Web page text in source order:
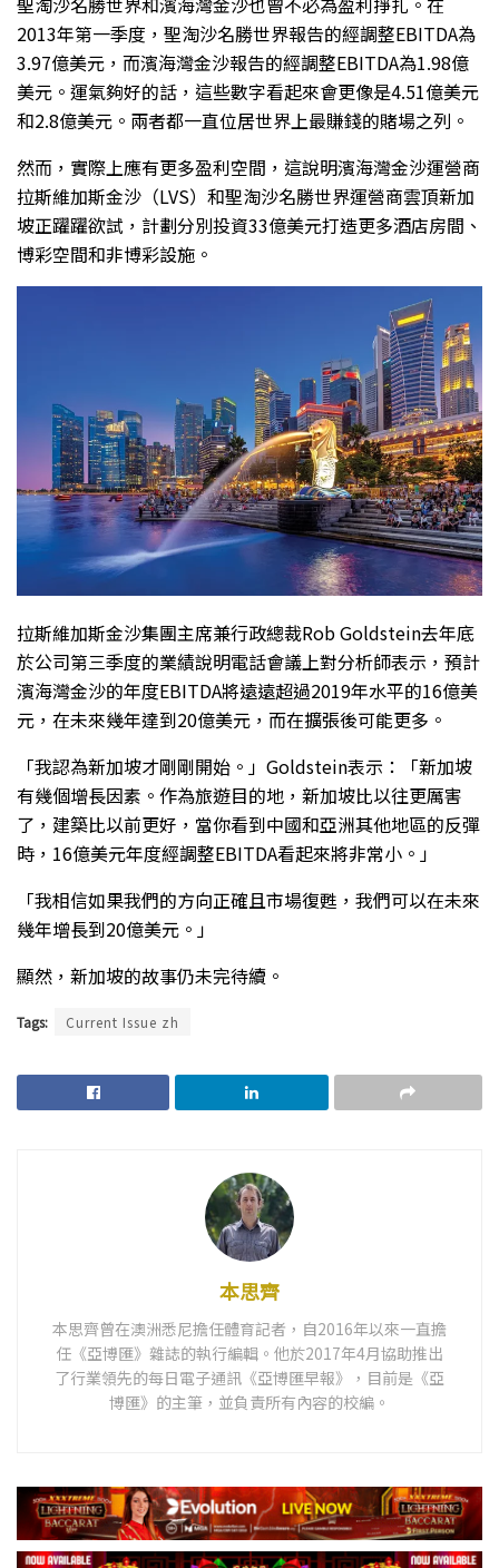
2013年第一季度，聖淘沙名勝世界報告的經調整EBITDA為
3.97億美元，而濱海灣金沙報告的經調整EBITDA為1.98億
美元。運氣夠好的話，這些數字看起來會更像是4.51億美元
和2.8億美元。兩者都一直位居世界上最賺錢的賭場之列。
然而，實際上應有更多盈利空間，這說明濱海灣金沙運營商
拉斯維加斯金沙（LVS）和聖淘沙名勝世界運營商雲頂新加
坡正躍躍欲試，計劃分別投資33億美元打造更多酒店房間、
博彩空間和非博彩設施。
拉斯維加斯金沙集團主席兼行政總裁Rob Goldstein去年底
於公司第三季度的業績說明電話會議上對分析師表示，預計
濱海灣金沙的年度EBITDA將遠遠超過2019年水平的16億美
元，在未來幾年達到20億美元，而在擴張後可能更多。
「我認為新加坡才剛剛開始。」Goldstein表示：「新加坡
有幾個增長因素。作為旅遊目的地，新加坡比以往更厲害
了，建築比以前更好，當你看到中國和亞洲其他地區的反彈
時，16億美元年度經調整EBITDA看起來將非常小。」
「我相信如果我們的方向正確且市場復甦，我們可以在未來
幾年增長到20億美元。」
顯然，新加坡的故事仍未完待續。
Tags: Current Issue zh
本思齊
本思齊曾在澳洲悉尼擔任體育記者，自2016年以來一直擔
任《亞博匯》雜誌的執行編輯。他於2017年4月協助推出
了行業領先的每日電子通訊《亞博匯早報》，目前是《亞
博匯》的主筆，並負責所有內容的校編。